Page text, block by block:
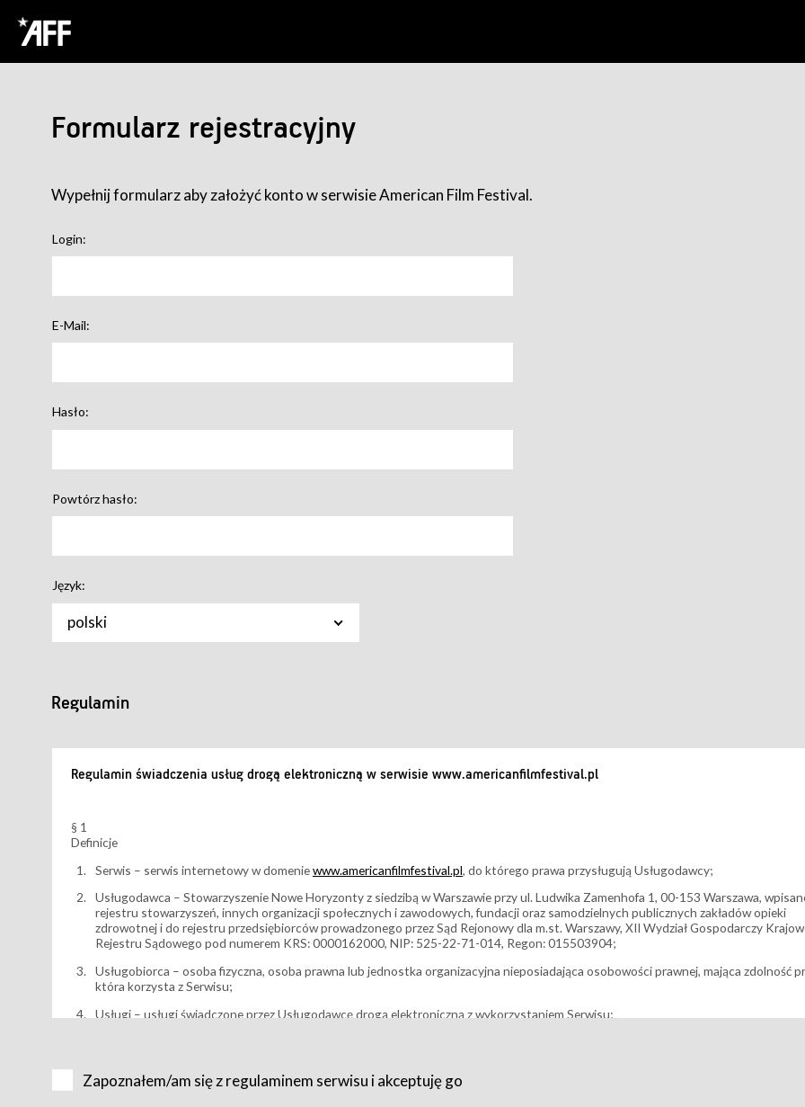
Formularz rejestracyjny
Wypełnij formularz aby założyć konto w serwisie American Film Festival.
Login:
E-Mail:
Hasło:
Powtórz hasło:
Język:
polski
Regulamin
Regulamin świadczenia usług drogą elektroniczną w serwisie www.americanfilmfestival.pl
§ 1
Definicje
Serwis – serwis internetowy w domeniewww.americanfilmfestival.pl, do którego prawa przysługują Usługodawcy;
Usługodawca – Stowarzyszenie Nowe Horyzonty z siedzibą w Warszawie przy ul. Ludwika Zamenhofa 1, 00-153 Warszawa,
rejestru stowarzyszeń, innych organizacji społecznych i zawodowych, fundacji oraz samodzielnych publicznych zakładów opieki
zdrowotnej i do rejestru przedsiębiorców prowadzonego przez Sąd Rejonowy dla m.st. Warszawy, XII Wydział Gospodarczy
Rejestru Sądowego pod numerem KRS: 0000162000, NIP: 525-22-71-014, Regon: 015503904;
Usługobiorca – osoba fizyczna, osoba prawna lub jednostka organizacyjna nieposiadająca osobowości prawnej, mająca zdolność
która korzysta z Serwisu;
Usługi – usługi świadczone przez Usługodawcę drogą elektroniczną z wykorzystaniem Serwisu;
Karnety – wybrane dokumenty potwierdzające zawarcie umowy z Usługodawcą i uprawniające do wzięcia udziału w Wydarzeniu,
Zapoznałem/am się z regulaminem serwisu i akceptuję go